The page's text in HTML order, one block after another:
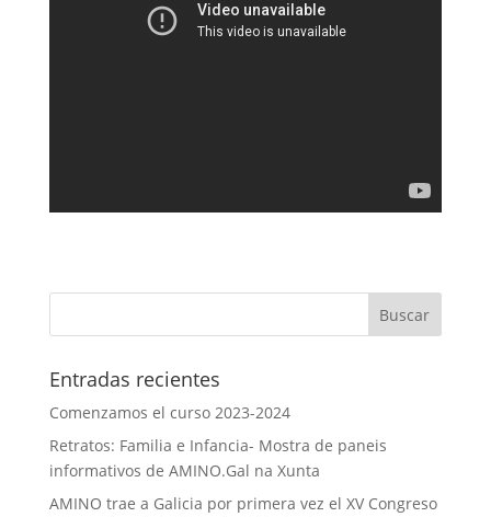
Entradas recientes
Comenzamos el curso 2023-2024
Retratos: Familia e Infancia- Mostra de paneis
informativos de AMINO.Gal na Xunta
AMINO trae a Galicia por primera vez el XV Congreso